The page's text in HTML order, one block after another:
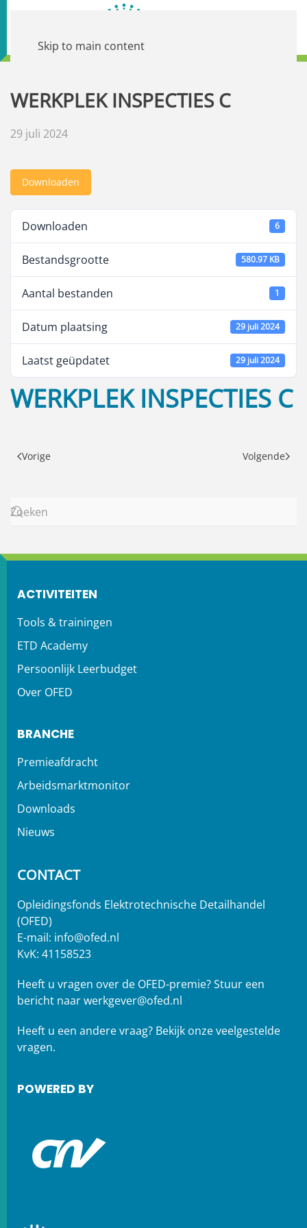
Skip to main content
WERKPLEK INSPECTIES C
29 juli 2024
Downloaden
Downloaden 6
Bestandsgrootte 580.97 KB
Aantal bestanden 1
Datum plaatsing 29 juli 2024
Laatst geüpdatet 29 juli 2024
WERKPLEK INSPECTIES C
Vorige Volgende
ACTIVITEITEN
Tools & trainingen
ETD Academy
Persoonlijk Leerbudget
Over OFED
BRANCHE
Premieafdracht
Arbeidsmarktmonitor
Downloads
Nieuws
CONTACT
Opleidingsfonds Elektrotechnische Detailhandel
(OFED)
E-mail: info@ofed.nl
KvK: 41158523
Heeft u vragen over de OFED-premie? Stuur een
bericht naarwerkgever@ofed.nl
Heeft u een andere vraag? Bekijk onze veelgestelde
vragen.
POWERED BY